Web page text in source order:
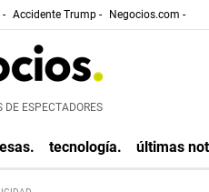
- Accidente Trump - Negocios.com -
DE ESPECTADORES
tecnología. últimas